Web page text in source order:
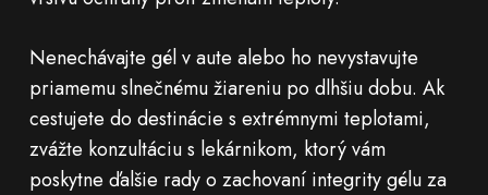
Nenechávajte gél v aute alebo ho nevystavujte
priamemu slnečnému žiareniu po dlhšiu dobu. Ak
cestujete do destinácie s extrémnymi teplotami,
zvážte konzultáciu s lekárnikom, ktorý vám
poskytne ďalšie rady o zachovaní integrity gélu za